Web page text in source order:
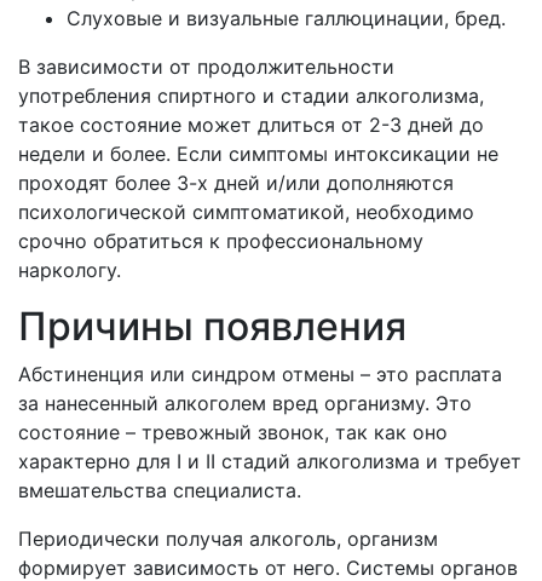
Слуховые и визуальные галлюцинации, бред.
В зависимости от продолжительности
употребления спиртного и стадии алкоголизма,
такое состояние может длиться от 2-3 дней до
недели и более. Если симптомы интоксикации не
проходят более 3-х дней и/или дополняются
психологической симптоматикой, необходимо
срочно обратиться к профессиональному
наркологу.
Причины появления
Абстиненция или синдром отмены – это расплата
за нанесенный алкоголем вред организму. Это
состояние – тревожный звонок, так как оно
характерно для I и II стадий алкоголизма и требует
вмешательства специалиста.
Периодически получая алкоголь, организм
формирует зависимость от него. Системы органов